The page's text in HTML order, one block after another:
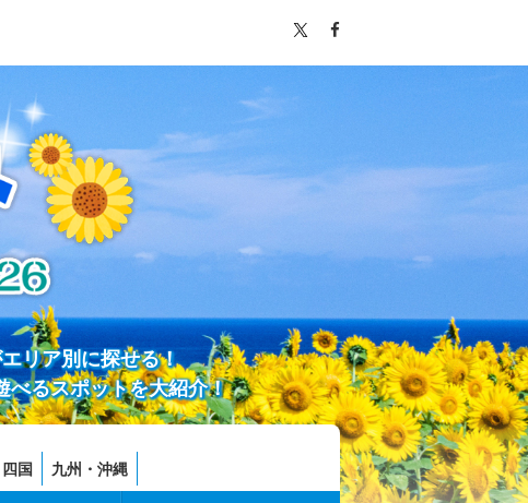
リア別に探せる！
べるスポットを大紹介！
四国 九州・沖縄